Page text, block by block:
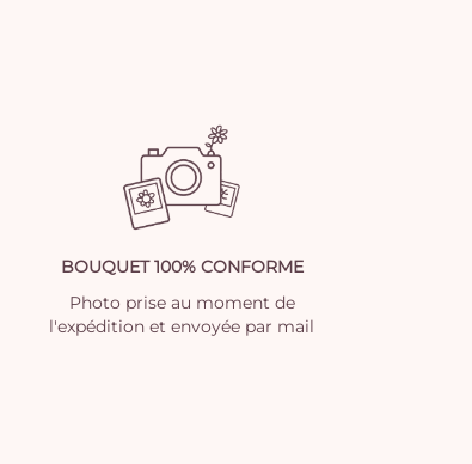
BOUQUET 100% CONFORME
Photo prise au moment de
l'expédition et envoyée par mail